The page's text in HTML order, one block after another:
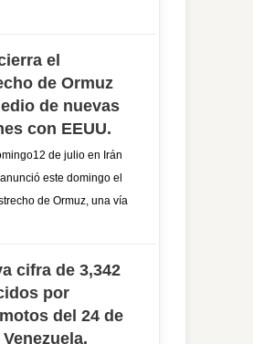
el
de Ormuz
de nuevas
con EEUU.
de julio en Irán
este domingo el
de Ormuz, una vía
cifra de 3,342
por
del 24 de